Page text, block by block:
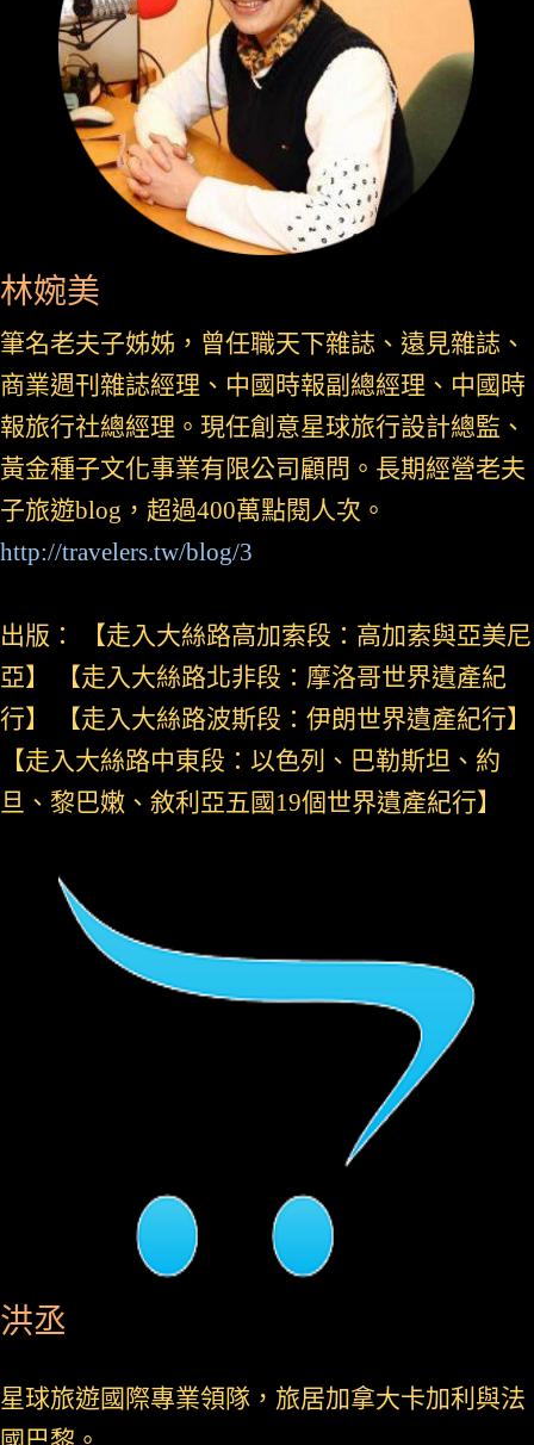
林婉美
筆名老夫子姊姊，曾任職天下雜誌、遠見雜誌、
商業週刊雜誌經理、中國時報副總經理、中國時
報旅行社總經理。現任創意星球旅行設計總監、
黃金種子文化事業有限公司顧問。長期經營老夫
子旅遊blog，超過400萬點閱人次。
http://travelers.tw/blog/3
出版： 【走入大絲路高加索段：高加索與亞美尼
亞】 【走入大絲路北非段：摩洛哥世界遺產紀
行】 【走入大絲路波斯段：伊朗世界遺產紀行】
【走入大絲路中東段：以色列、巴勒斯坦、約
旦、黎巴嫩、敘利亞五國19個世界遺產紀行】
洪丞
星球旅遊國際專業領隊，旅居加拿大卡加利與法